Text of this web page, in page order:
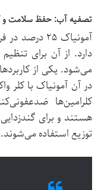
تصفیه آب: حفظ سلامت و
آمونیاک ۲۵
می‌شود. یکی از
در آن آمونیاک با کلر
کلرامین‌ها
هستند و برای
توزیع استفاده می‌شوند.